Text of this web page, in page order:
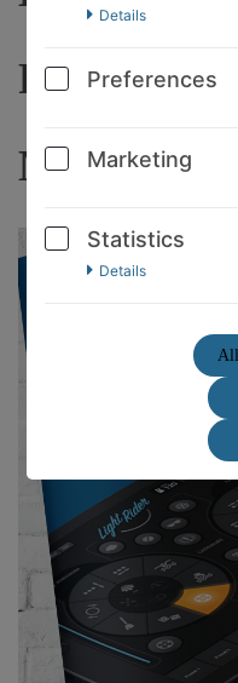
März 2019)
Details
Preferences
Marketing
Statistics
Details